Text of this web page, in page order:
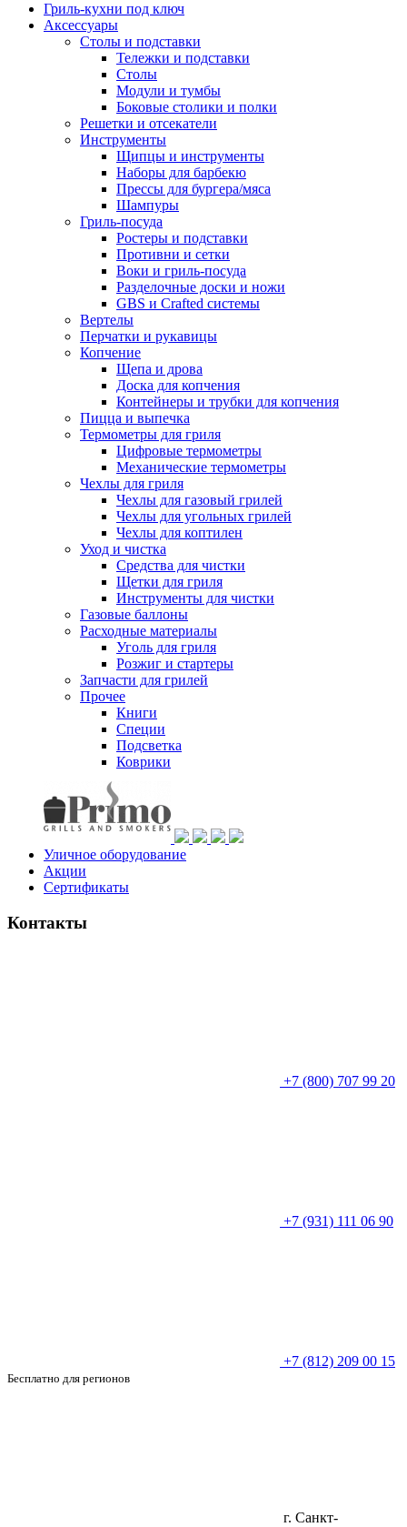
Гриль-кухни под ключ
Аксессуары
Столы и подставки
Тележки и подставки
Столы
Модули и тумбы
Боковые столики и полки
Решетки и отсекатели
Инструменты
Щипцы и инструменты
Наборы для барбекю
Прессы для бургера/мяса
Шампуры
Гриль-посуда
Ростеры и подставки
Противни и сетки
Воки и гриль-посуда
Разделочные доски и ножи
GBS и Crafted системы
Вертелы
Перчатки и рукавицы
Копчение
Щепа и дрова
Доска для копчения
Контейнеры и трубки для копчения
Пицца и выпечка
Термометры для гриля
Цифровые термометры
Механические термометры
Чехлы для гриля
Чехлы для газовый грилей
Чехлы для угольных грилей
Чехлы для коптилен
Уход и чистка
Средства для чистки
Щетки для гриля
Инструменты для чистки
Газовые баллоны
Расходные материалы
Уголь для гриля
Розжиг и стартеры
Запчасти для грилей
Прочее
Книги
Специи
Подсветка
Коврики
Уличное оборудование
Акции
Сертификаты
Контакты
+7 (800) 707 99 20
+7 (931) 111 06 90
+7 (812) 209 00 15
Бесплатно для регионов
г. Санкт-